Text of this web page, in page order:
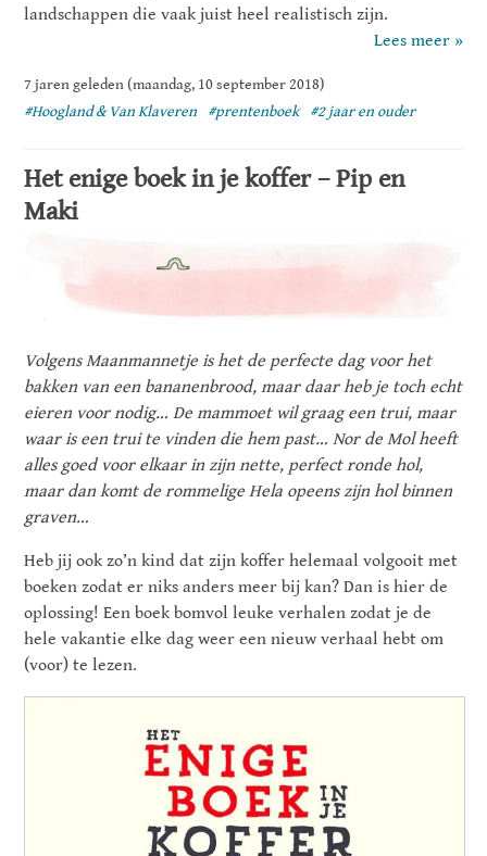
landschappen die vaak juist heel realistisch zijn.
Lees meer »
7 jaren geleden (maandag, 10 september 2018)
#Hoogland & Van Klaveren
#prentenboek #2 jaar en ouder
Het enige boek in je koffer – Pip en
Maki
Volgens Maanmannetje is het de perfecte dag voor het
bakken van een bananenbrood, maar daar heb je toch echt
eieren voor nodig… De mammoet wil graag een trui, maar
waar is een trui te vinden die hem past… Nor de Mol heeft
alles goed voor elkaar in zijn nette, perfect ronde hol,
maar dan komt de rommelige Hela opeens zijn hol binnen
graven…
Heb jij ook zo’n kind dat zijn koffer helemaal volgooit met
boeken zodat er niks anders meer bij kan? Dan is hier de
oplossing! Een boek bomvol leuke verhalen zodat je de
hele vakantie elke dag weer een nieuw verhaal hebt om
(voor) te lezen.